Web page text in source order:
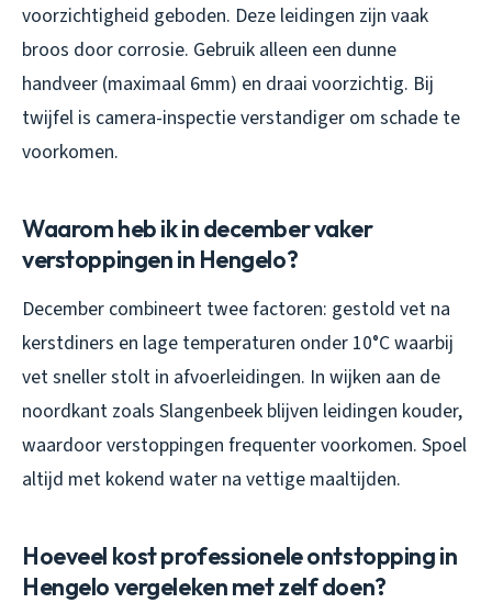
voorzichtigheid geboden. Deze leidingen zijn vaak
broos door corrosie. Gebruik alleen een dunne
handveer (maximaal 6mm) en draai voorzichtig. Bij
twijfel is camera-inspectie verstandiger om schade te
voorkomen.
Waarom heb ik in december vaker
verstoppingen in Hengelo?
December combineert twee factoren: gestold vet na
kerstdiners en lage temperaturen onder 10°C waarbij
vet sneller stolt in afvoerleidingen. In wijken aan de
noordkant zoals Slangenbeek blijven leidingen kouder,
waardoor verstoppingen frequenter voorkomen. Spoel
altijd met kokend water na vettige maaltijden.
Hoeveel kost professionele ontstopping in
Hengelo vergeleken met zelf doen?